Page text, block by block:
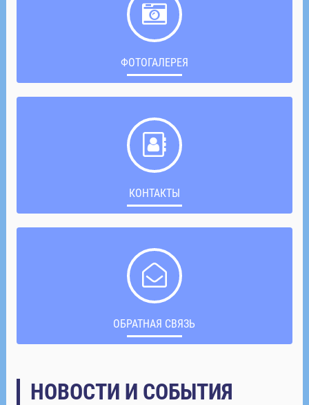
ФОТОГАЛЕРЕЯ
КОНТАКТЫ
ОБРАТНАЯ СВЯЗЬ
НОВОСТИ И СОБЫТИЯ